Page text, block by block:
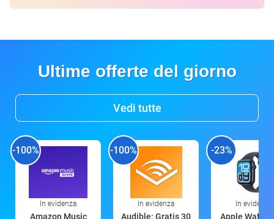
Ultime offerte del giorno
Vedi tutte
-100%
In evidenza
Amazon Music
-100%
In evidenza
Audible: Gratis 30
-23%
In evidenza
Apple Watch